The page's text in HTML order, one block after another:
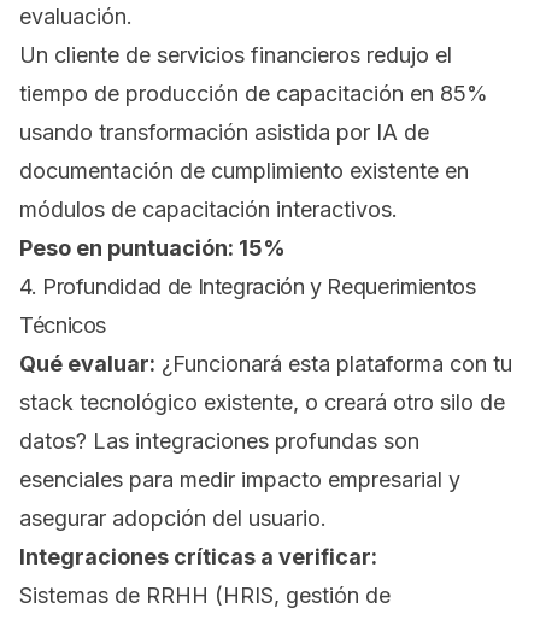
evaluación.
Un cliente de servicios financieros redujo el
tiempo de producción de capacitación en 85%
usando transformación asistida por IA de
documentación de cumplimiento existente en
módulos de capacitación interactivos.
Peso en puntuación: 15%
4. Profundidad de Integración y Requerimientos
Técnicos
Qué evaluar: ¿Funcionará esta plataforma con tu
stack tecnológico existente, o creará otro silo de
datos? Las integraciones profundas son
esenciales para medir impacto empresarial y
asegurar adopción del usuario.
Integraciones críticas a verificar:
Sistemas de RRHH (HRIS, gestión de